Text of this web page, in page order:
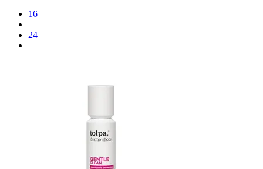
16
|
24
|